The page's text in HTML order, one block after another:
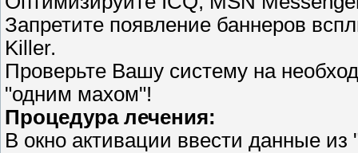
Запретите появление баннеров
Killer.
Проверьте Вашу систему на
"одним махом"!
Процедура лечения:
В окно активации ввести данные из